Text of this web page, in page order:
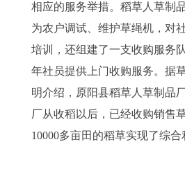
相应的服务举措。稻草人草制
为农户调试、维护草绳机，对
培训，还组建了一支收购服务
年社员提供上门收购服务。据
明介绍，原阳县稻草人草制品
厂从收稻以后，已经收购销售
10000多亩田的稻草实现了综合